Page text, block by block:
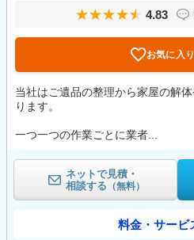
4.83
お気に入
当社はご遺品の整理から家屋の解
ります。
一つ一つの作業ごとに業者...
ネットで見積・
相談する （無料）
料金・サービ